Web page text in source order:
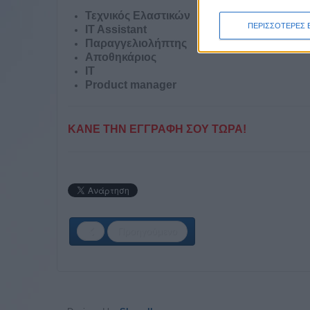
ΠΕΡΙΣΣΟΤΕΡΕΣ
Τεχνικός Ελαστικών
IT Assistant
Παραγγελιολήπτης
Αποθηκάριος
IT
Product manager
ΚΑΝΕ ΤΗΝ ΕΓΓΡΑΦΗ ΣΟΥ ΤΩΡΑ!